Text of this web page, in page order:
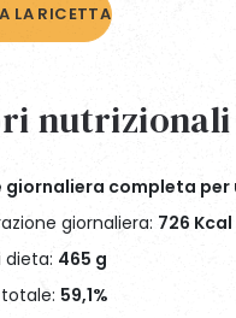
LA RICETTA
giornaliera completa per
giornaliera: 726 Kcal
dieta: 465 g
59,1%